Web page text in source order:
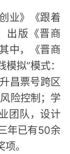
业》《跟着
出版《晋商
中，《晋商
拟”模式：
昌票号跨区
险控制；学
团队，设计
年已有50余
。